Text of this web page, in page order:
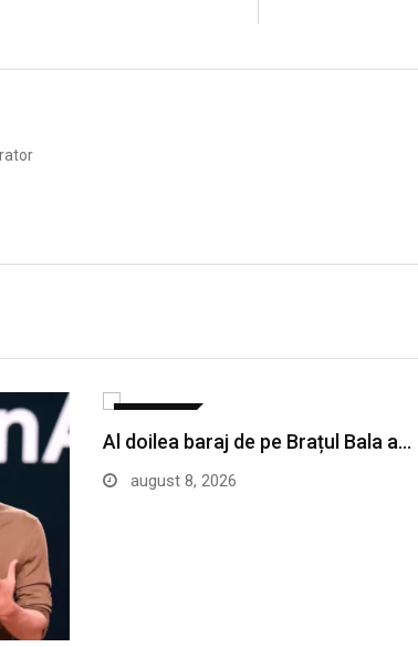
Al doilea baraj de pe Brațul Bala a…
august 8, 2026